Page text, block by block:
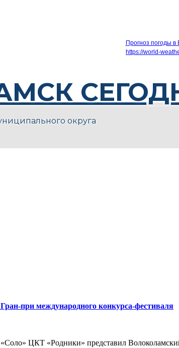
Прогноз погоды
https://world-
округа
при международного конкурса-фестиваля
ЦКТ «Родники» представил